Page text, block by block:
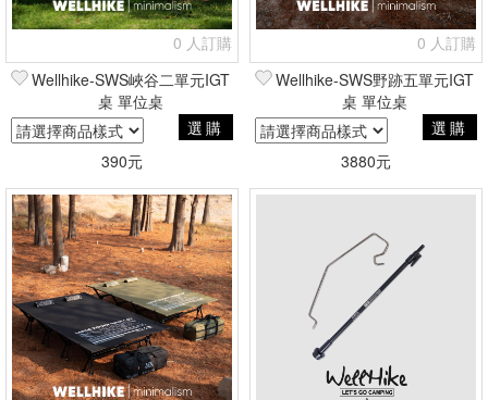
0 人訂購
Wellhike-SWS峽谷二單元IGT
桌 單位桌
選購
390元
0 人訂購
Wellhike-SWS野跡五單元IGT
桌 單位桌
選購
3880元